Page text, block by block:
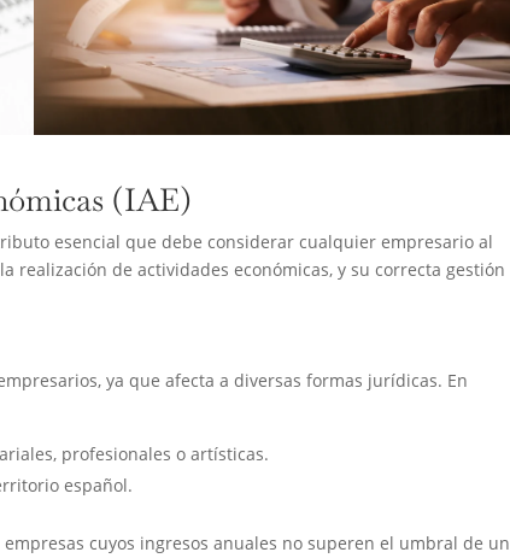
(IAE)
esencial que debe considerar cualquier empresario al
realización de actividades económicas, y su correcta gestión
ya que afecta a diversas formas jurídicas. En
profesionales o artísticas.
español.
cuyos ingresos anuales no superen el umbral de un